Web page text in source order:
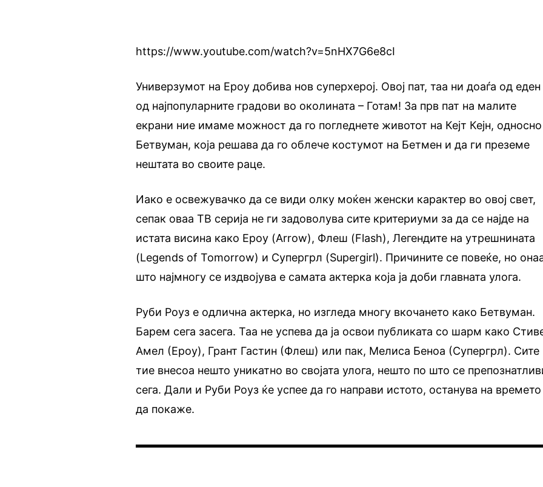
https://www.youtube.com/watch?v=5nHX7G6e8cI
Универзумот на Ероу добива нов суперхерој. Овој пат, таа ни доаѓа од еден
од најпопуларните градови во околината – Готам! За прв пат на малите
екрани ние имаме можност да го погледнете животот на Кејт Кејн, односно
Бетвуман, која решава да го облече костумот на Бетмен и да ги преземе
нештата во своите раце.
Иако е освежувачко да се види олку моќен женски карактер во овој свет,
сепак оваа ТВ серија не ги задоволува сите критериуми за да се најде на
истата висина како Ероу (Arrow), Флеш (Flash), Легендите на утрешнината
(Legends of Tomorrow) и Супергрл (Supergirl). Причините се повеќе, но
што најмногу се издвојува е самата актерка која ја доби главната улога.
Руби Роуз е одлична актерка, но изгледа многу вкочането како Бетвуман.
Барем сега засега. Таа не успева да ја освои публиката со шарм како
Амел (Ероу), Грант Гастин (Флеш) или пак, Мелиса Беноа (Супергрл). Сите
тие внесоа нешто уникатно во својата улога, нешто по што се
сега. Дали и Руби Роуз ќе успее да го направи истото, останува на времето
да покаже.